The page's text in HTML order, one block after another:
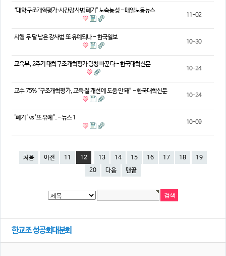
“대학구조개혁평가·시간강사법 폐기” 노숙농성 - 매일노동뉴스
11-02
시행 두 달 남은 강사법 또 유예되나 - 한국일보
10-30
교육부, 2주기 대학구조개혁평가 명칭 바꾼다 - 한국대학신문
10-24
교수 75% “구조개혁평가, 교육 질 개선에 도움 안 돼” - 한국대학신문
10-24
'폐기' vs '또 유예"..- 뉴스 1
10-09
처음 이전 11 12 13 14 15 16 17 18
19
20
다음 맨끝
한교조 성공회대분회